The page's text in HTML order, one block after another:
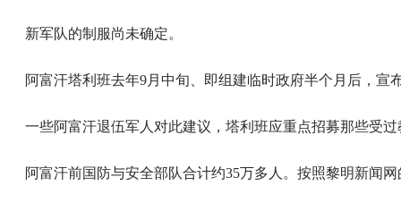
新军队的制服尚未确定。
阿富汗塔利班去年9月中旬、即组建临时政府半个月后，
一些阿富汗退伍军人对此建议，塔利班应重点招募那些受
阿富汗前国防与安全部队合计约35万多人。按照黎明新闻